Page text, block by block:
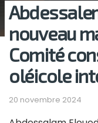
nouveau
Comité
oléicole
20 novembre 2024